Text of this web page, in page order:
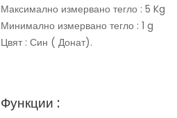
Максимално измервано тегло : 5 Kg
Минимално измервано тегло : 1 g
Цвят : Син ( Донат).
Функции :